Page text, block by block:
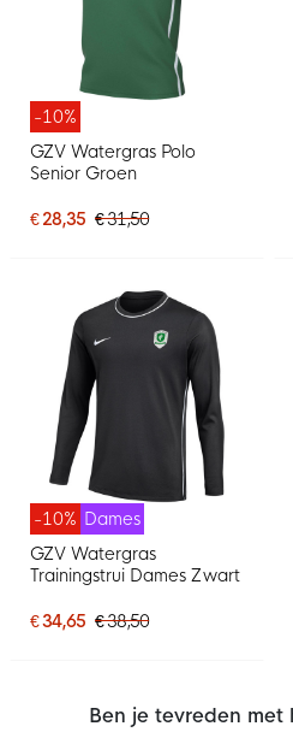
-10%
GZV Watergras Polo
Senior Groen
€ 28,35 € 31,50
-10% Dames
GZV Watergras
Trainingstrui Dames Zwart
€ 34,65 € 38,50
Ben je tevreden met